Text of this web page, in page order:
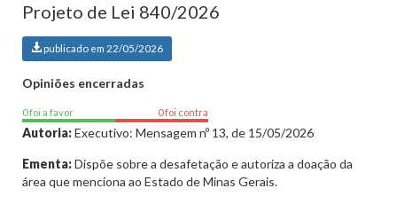
Projeto de Lei 840/2026
publicado em 22/05/2026
Opiniões encerradas
0 foi a favor 0 foi contra
Autoria:Executivo: Mensagem nº 13, de 15/05/2026
Ementa:Dispõe sobre a desafetação e autoriza a doação da
área que menciona ao Estado de Minas Gerais.